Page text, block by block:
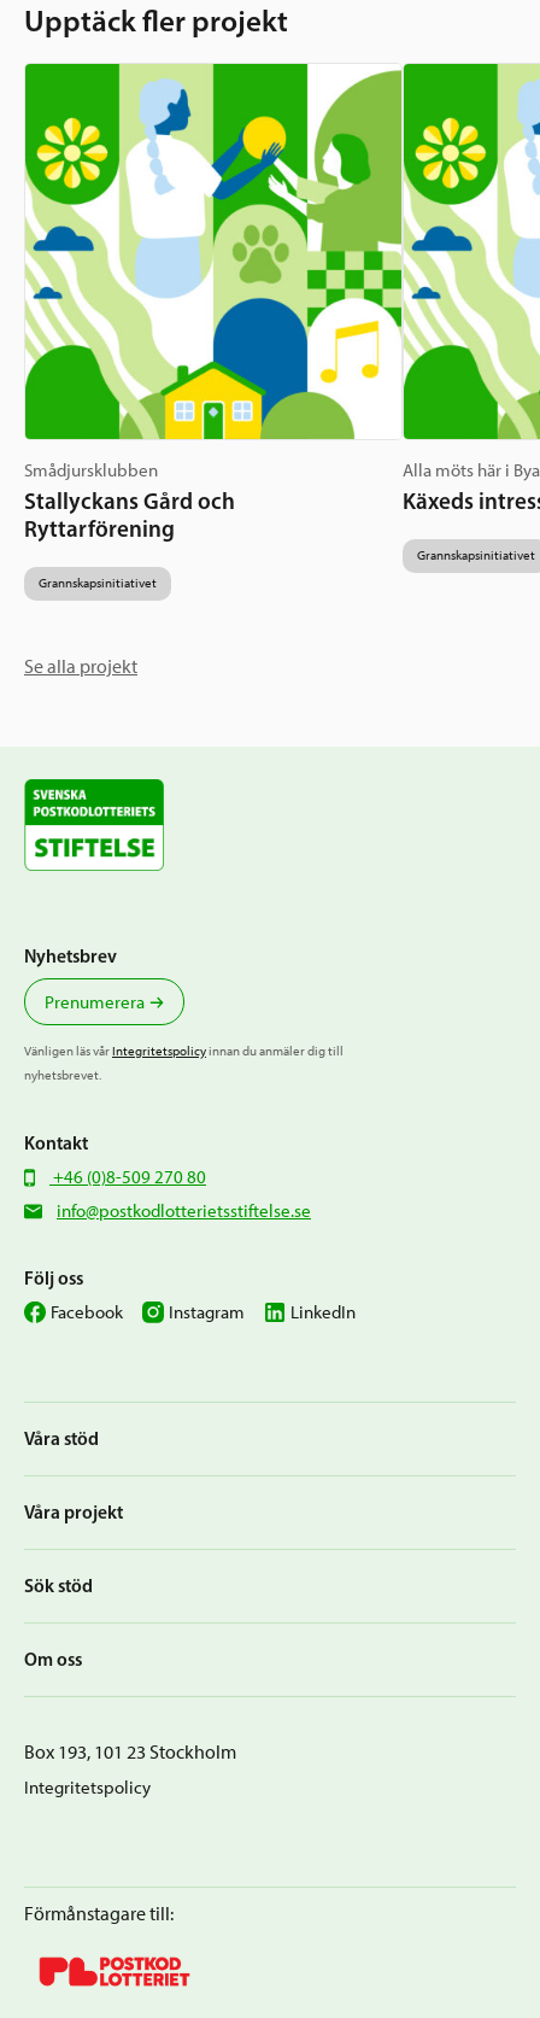
Upptäck fler projekt
Smådjursklubben
Stallyckans Gård och
Ryttarförening
Grannskapsinitiativet
Alla möts här i
Käxeds
Grannskapsinitiativet
Se alla projekt
Våra stöd
Våra projekt
Sök stöd
Om oss
Nyhetsbrev
Prenumerera
Vänligen läs vårIntegritetspolicyinnan du anmäler dig till
nyhetsbrevet.
Kontakt
+46 (0)8-509 270 80
info@postkodlotterietsstiftelse.se
Följ oss
Facebook Instagram LinkedIn
Förmånstagare till:
Box 193, 101 23 Stockholm
Integritetspolicy